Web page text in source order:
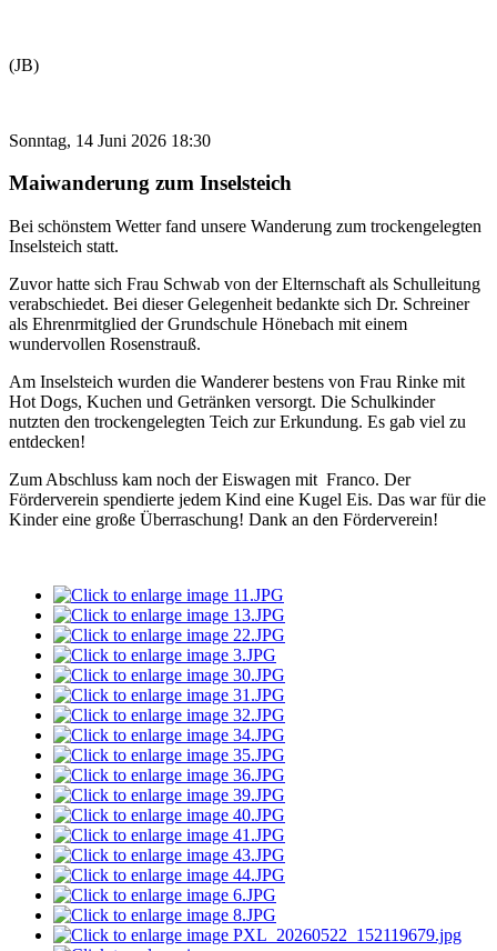
(JB)
Sonntag, 14 Juni 2026 18:30
Maiwanderung zum Inselsteich
Bei schönstem Wetter fand unsere Wanderung zum trockengelegten
Inselsteich statt.
Zuvor hatte sich Frau Schwab von der Elternschaft als Schulleitung
verabschiedet. Bei dieser Gelegenheit bedankte sich Dr. Schreiner
als Ehrenrmitglied der Grundschule Hönebach mit einem
wundervollen Rosenstrauß.
Am Inselsteich wurden die Wanderer bestens von Frau Rinke mit
Hot Dogs, Kuchen und Getränken versorgt. Die Schulkinder
nutzten den trockengelegten Teich zur Erkundung. Es gab viel zu
entdecken!
Zum Abschluss kam noch der Eiswagen mit Franco. Der
Förderverein spendierte jedem Kind eine Kugel Eis. Das war für die
Kinder eine große Überraschung! Dank an den Förderverein!